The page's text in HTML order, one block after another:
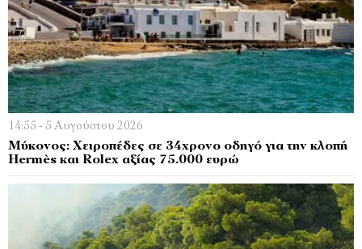
14:55 - 5 Αυγούστου 2026
Μύκονος: Χειροπέδες σε 34χρονο οδηγό για την κλοπή
Hermès και Rolex αξίας 75.000 ευρώ